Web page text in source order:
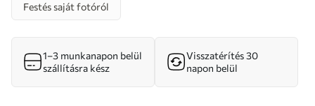
Festés saját fotóról
1–3 munkanapon belül
szállításra kész
Visszatérítés 30
napon belül